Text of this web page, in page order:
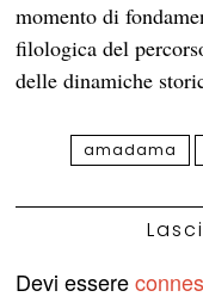
momento di
filologica del
delle dinamiche
amadama
Devi essere